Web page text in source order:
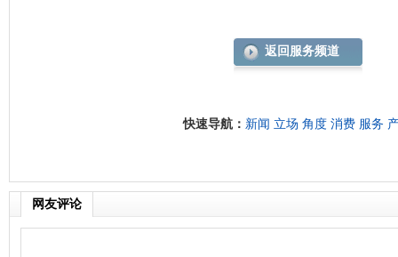
返回服务频道
快速导航： 新闻 立场 角度 消费 服务
网友评论